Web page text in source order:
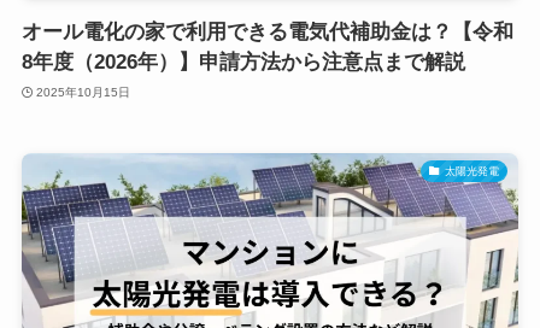
オール電化の家で利用できる電気代補助金は？【令和
8年度（2026年）】申請方法から注意点まで解説
2025年10月15日
太陽光発電